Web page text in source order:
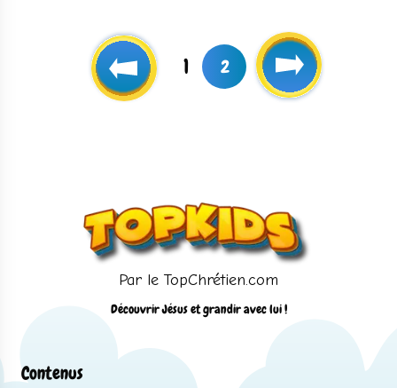
1 2
Par le TopChrétien.com
Découvrir Jésus et grandir avec lui !
Contenus